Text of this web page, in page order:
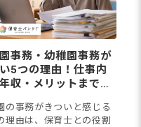
事務・幼稚園事務が
5つの理由！仕事内
収・メリットまで徹
の事務がきついと感じる
理由は、保育士との役割